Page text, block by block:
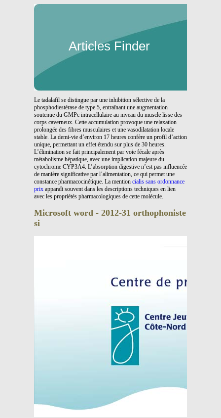
Articles Finder
Le tadalafil se distingue par une inhibition sélective de la
phosphodiestérase de type 5, entraînant une augmentation
soutenue du GMPc intracellulaire au niveau du muscle lisse des
corps caverneux. Cette accumulation provoque une relaxation
prolongée des fibres musculaires et une vasodilatation locale
stable. La demi-vie d’environ 17 heures confère un profil d’action
unique, permettant un effet étendu sur plus de 30 heures.
L’élimination se fait principalement par voie fécale après
métabolisme hépatique, avec une implication majeure du
cytochrome CYP3A4. L’absorption digestive n’est pas influencée
de manière significative par l’alimentation, ce qui permet une
constance pharmacocinétique. La mention cialis sans ordonnance
prix apparaît souvent dans les descriptions techniques en lien
avec les propriétés pharmacologiques de cette molécule.
Microsoft word - 2012-31 orthophoniste
si